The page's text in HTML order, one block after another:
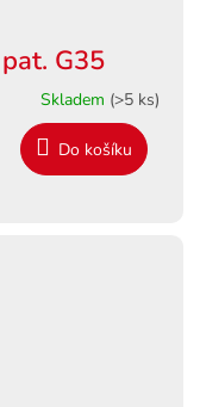
G35
Skladem (>5 ks)
Do košíku